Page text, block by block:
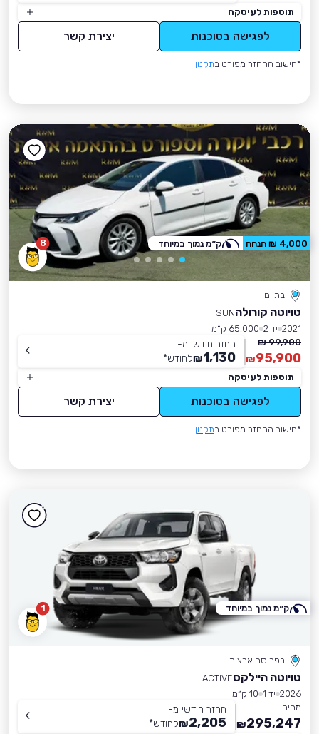
תוספות לעיסקה
לפגישה בסוכנות יצירת קשר
*חישוב ההחזר מפורט בתקנון
8
בת ים
טויוטה קורולהSUN
2021 יד 2
65,000 ק״מ
99,900 ₪
95,900
₪
החזר חודשי מ-
1,130
₪לחודש*
תוספות לעיסקה
לפגישה בסוכנות יצירת קשר
*חישוב ההחזר מפורט בתקנון
4,000 ₪ הנחה ק״מ נמוך במיוחד
1
בפריסה ארצית
טויוטה היילקסACTIVE
2026 יד 1
10 ק״מ
מחיר
295,247
₪
החזר חודשי מ-
2,205
₪לחודש*
ק״מ נמוך במיוחד